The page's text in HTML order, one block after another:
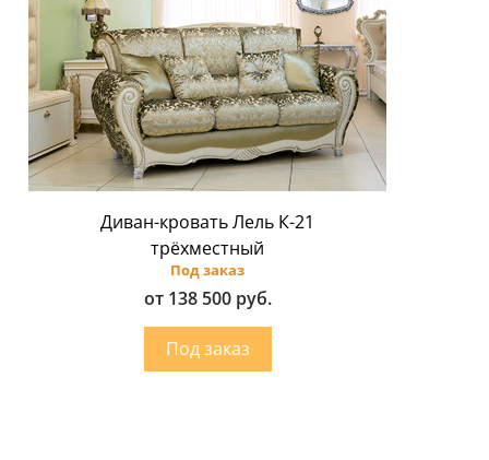
Диван-кровать Лель К-21
трёхместный
Под заказ
от 138 500 руб.